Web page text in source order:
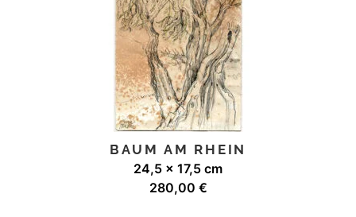
BAUM AM RHEIN
24,5 x 17,5 cm
280,00 €